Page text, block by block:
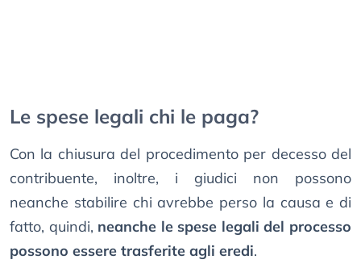
Le spese legali chi le paga?
Con la chiusura del procedimento per decesso del
contribuente, inoltre, i giudici non possono
neanche stabilire chi avrebbe perso la causa e di
fatto, quindi, neanche le spese legali del processo
possono essere trasferite agli eredi.